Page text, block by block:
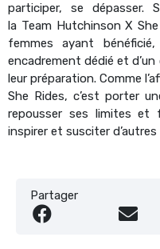
participer, se dépasser.
la Team Hutchinson X
femmes ayant
encadrement dédié et
leur préparation. Comme
She Rides, c’est porter
repousser ses limites et
inspirer et susciter
Partager